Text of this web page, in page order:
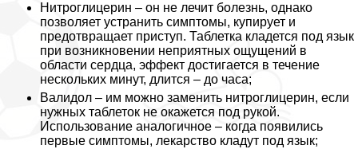
Нитроглицерин – он не лечит болезнь, однако
позволяет устранить симптомы, купирует и
предотвращает приступ. Таблетка кладется под язык
при возникновении неприятных ощущений в
области сердца, эффект достигается в течение
нескольких минут, длится – до часа;
Валидол – им можно заменить нитроглицерин, если
нужных таблеток не окажется под рукой.
Использование аналогичное – когда появились
первые симптомы, лекарство кладут под язык;